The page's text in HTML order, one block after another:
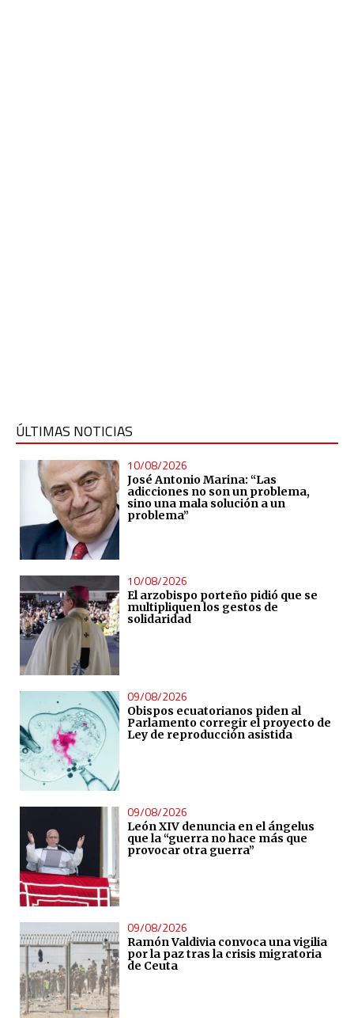
ÚLTIMAS NOTICIAS
10/08/2026
José Antonio Marina: “Las
adicciones no son un problema,
sino una mala solución a un
problema”
10/08/2026
El arzobispo porteño pidió que se
multipliquen los gestos de
solidaridad
09/08/2026
Obispos ecuatorianos piden al
Parlamento corregir el proyecto de
Ley de reproducción asistida
09/08/2026
León XIV denuncia en el ángelus
que la “guerra no hace más que
provocar otra guerra”
09/08/2026
Ramón Valdivia convoca una vigilia
por la paz tras la crisis migratoria
de Ceuta